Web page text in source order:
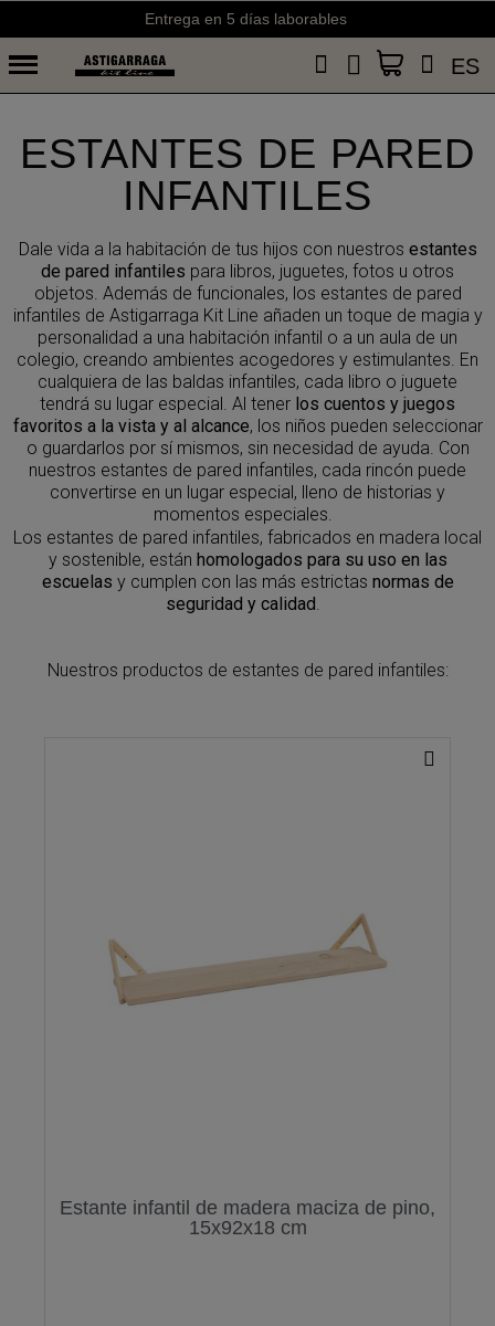
Entrega en 5 días laborables
ES
ESTANTES DE PARED
INFANTILES
Dale vida a la habitación de tus hijos con nuestros estantes
de pared infantiles para libros, juguetes, fotos u otros
objetos. Además de funcionales, los estantes de pared
infantiles de Astigarraga Kit Line añaden un toque de magia y
personalidad a una habitación infantil o a un aula de un
colegio, creando ambientes acogedores y estimulantes. En
cualquiera de las baldas infantiles, cada libro o juguete
tendrá su lugar especial. Al tener los cuentos y juegos
favoritos a la vista y al alcance, los niños pueden seleccionar
o guardarlos por sí mismos, sin necesidad de ayuda. Con
nuestros estantes de pared infantiles, cada rincón puede
convertirse en un lugar especial, lleno de historias y
momentos especiales.
Los estantes de pared infantiles, fabricados en madera local
y sostenible, están homologados para su uso en las
escuelas y cumplen con las más estrictas normas de
seguridad y calidad
Nuestros productos de estantes de pared infantiles:
Estante infantil de madera maciza de pino,
15x92x18 cm